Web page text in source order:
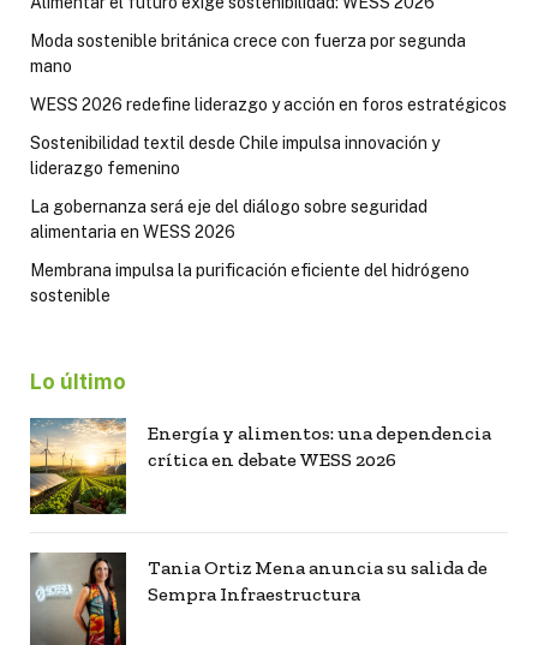
Moda sostenible británica crece con fuerza por segunda
mano
WESS 2026 redefine liderazgo y acción en foros estratégicos
Sostenibilidad textil desde Chile impulsa innovación y
liderazgo femenino
La gobernanza será eje del diálogo sobre seguridad
alimentaria en WESS 2026
Membrana impulsa la purificación eficiente del hidrógeno
sostenible
Lo último
Energía y alimentos: una dependencia
crítica en debate WESS 2026
Tania Ortiz Mena anuncia su salida de
Sempra Infraestructura